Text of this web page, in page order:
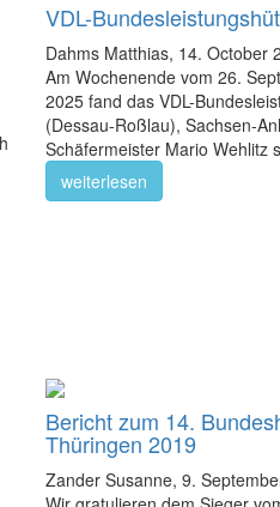
VDL-
Dahms Matthias, 14. October
Am Wochenende vom 26.
2025 fand das VDL-
(Dessau-Roßlau), Sachsen-
Schäfermeister Mario Wehlitz
weiterlesen
Bericht zum 14.
Thüringen 2019
Zander Susanne, 9.